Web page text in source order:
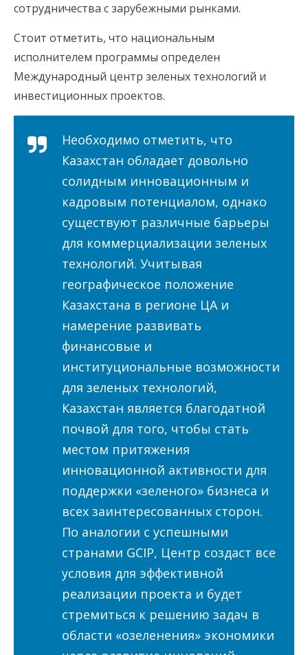
сотрудничества с зарубежными рынками.
Стоит отметить, что национальным
исполнителем программы определен
Международный центр зеленых технологий и
инвестиционных проектов.
Необходимо отметить, что
Казахстан обладает довольно
солидным инновационным и
кадровым потенциалом, однако
существуют различные барьеры
для коммерциализации зеленых
технологий. Учитывая
географическое положение
Казахстана в регионе ЦА и
намерение развивать
финансовые и
институциональные возможности
для зеленых технологий,
Казахстан является благодатной
почвой для того, чтобы стать
местом притяжения
инновационной активности для
поддержки «зеленого» бизнеса и
всех заинтересованных сторон.
По аналогии с успешными
странами GCIP, Центр создаст все
условия для эффективной
реализации проекта и будет
стремиться к решению задач в
области «озеленения» экономики